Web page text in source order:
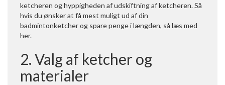
ketcheren og hyppigheden af udskiftning af ketcheren. Så
hvis du ønsker at få mest muligt ud af din
badmintonketcher og spare penge i længden, så læs med
her.
2. Valg af ketcher og
materialer